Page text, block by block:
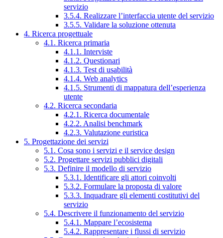
servizio
3.5.4. Realizzare l’interfaccia utente del servizio
3.5.5. Validare la soluzione ottenuta
4. Ricerca progettuale
4.1. Ricerca primaria
4.1.1. Interviste
4.1.2. Questionari
4.1.3. Test di usabilità
4.1.4. Web analytics
4.1.5. Strumenti di mappatura dell’esperienza
utente
4.2. Ricerca secondaria
4.2.1. Ricerca documentale
4.2.2. Analisi benchmark
4.2.3. Valutazione euristica
5. Progettazione dei servizi
5.1. Cosa sono i servizi e il service design
5.2. Progettare servizi pubblici digitali
5.3. Definire il modello di servizio
5.3.1. Identificare gli attori coinvolti
5.3.2. Formulare la proposta di valore
5.3.3. Inquadrare gli elementi costitutivi del
servizio
5.4. Descrivere il funzionamento del servizio
5.4.1. Mappare l’ecosistema
5.4.2. Rappresentare i flussi di servizio